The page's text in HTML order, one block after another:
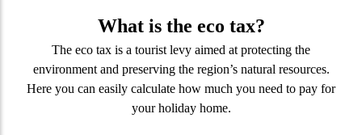
What is the eco tax?
The eco tax is a tourist levy aimed at protecting the
environment and preserving the region’s natural resources.
Here you can easily calculate how much you need to pay for
your holiday home.